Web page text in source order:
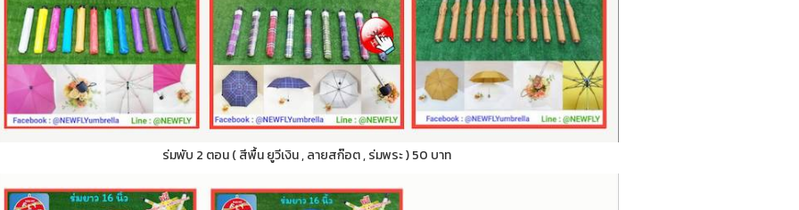
ร่มพับ 2 ตอน ( สีพื้น ยูวีเงิน , ลายสก๊อต , ร่มพระ ) 50 บาท